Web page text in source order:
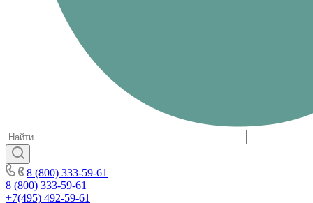
8 (800) 333-59-61
8 (800) 333-59-61
+7(495) 492-59-61